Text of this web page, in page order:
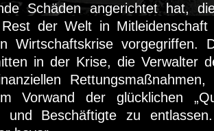
Schäden angerichtet hat,
der Welt in
Wirtschaftskrise vorgegriffen.
in der Krise, die Verwalter
Vorwand der glücklichen
und Beschäftigte zu